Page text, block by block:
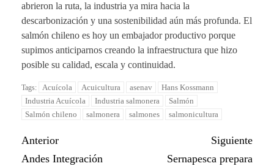
abrieron la ruta, la industria ya mira hacia la
descarbonización y una sostenibilidad aún más profunda. El
salmón chileno es hoy un embajador productivo porque
supimos anticiparnos creando la infraestructura que hizo
posible su calidad, escala y continuidad.
Tags: Acuícola Acuicultura asenav
Hans Kossmann
Industria Acuícola
Industria salmonera
Salmón
Salmón chileno
salmonera salmones salmonicultura
Anterior
Andes Integración
Siguiente
Sernapesca prepara